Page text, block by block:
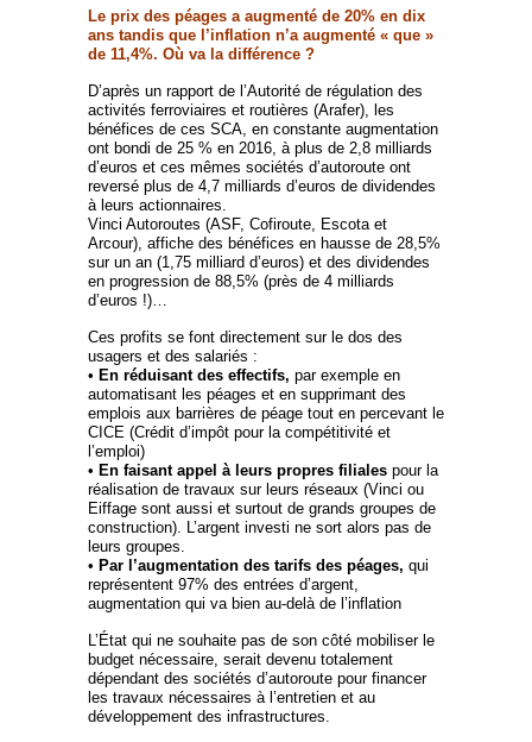
Le prix des péages a augmenté de 20% en dix
ans tandis que l’inflation n’a augmenté « que »
de 11,4%. Où va la différence ?
D’après un rapport de l’Autorité de régulation des
activités ferroviaires et routières (Arafer), les
bénéfices de ces SCA, en constante augmentation
ont bondi de 25 % en 2016, à plus de 2,8 milliards
d’euros et ces mêmes sociétés d’autoroute ont
reversé plus de 4,7 milliards d’euros de dividendes
à leurs actionnaires.
Vinci Autoroutes (ASF, Cofiroute, Escota et
Arcour), affiche des bénéfices en hausse de 28,5%
sur un an (1,75 milliard d’euros) et des dividendes
en progression de 88,5% (près de 4 milliards
d’euros !)…
Ces profits se font directement sur le dos des
usagers et des salariés :
• En réduisant des effectifs, par exemple en
automatisant les péages et en supprimant des
emplois aux barrières de péage tout en percevant le
CICE (Crédit d’impôt pour la compétitivité et
l’emploi)
• En faisant appel à leurs propres filiales pour la
réalisation de travaux sur leurs réseaux (Vinci ou
Eiffage sont aussi et surtout de grands groupes de
construction). L’argent investi ne sort alors pas de
leurs groupes.
• Par l’augmentation des tarifs des péages, qui
représentent 97% des entrées d’argent,
augmentation qui va bien au-delà de l’inflation
L’État qui ne souhaite pas de son côté mobiliser le
budget nécessaire, serait devenu totalement
dépendant des sociétés d’autoroute pour financer
les travaux nécessaires à l’entretien et au
développement des infrastructures.